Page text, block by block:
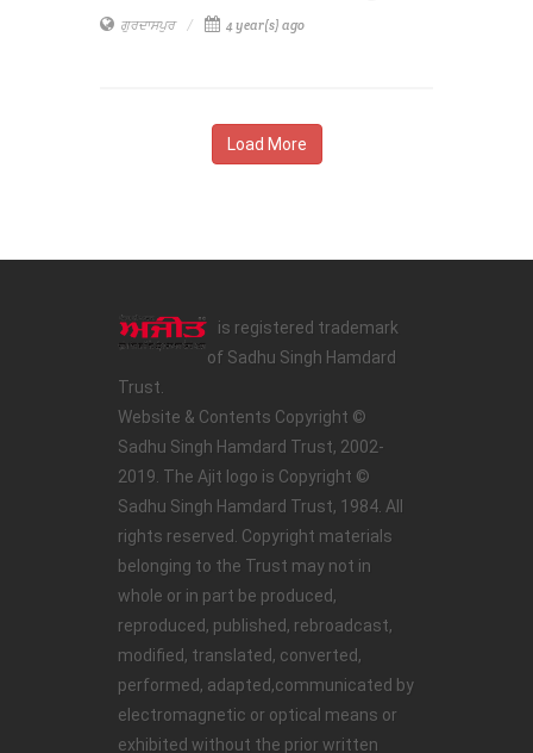
ਗੁਰਦਾਸਪੁਰ 4 year(s) ago
Load More
is registered trademark
of Sadhu Singh Hamdard
Trust.
Website & Contents Copyright ©
Sadhu Singh Hamdard Trust, 2002-
2019. The Ajit logo is Copyright ©
Sadhu Singh Hamdard Trust, 1984. All
rights reserved. Copyright materials
belonging to the Trust may not in
whole or in part be produced,
reproduced, published, rebroadcast,
modified, translated, converted,
performed, adapted,communicated by
electromagnetic or optical means or
exhibited without the prior written